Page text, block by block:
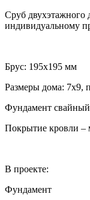
Сруб двухэтажного
индивидуальному
Брус: 195х195 мм
Размеры дома: 7х9,
Фундамент свайный
Покрытие кровли –
В проекте:
Фундамент